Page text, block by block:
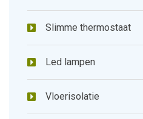
Slimme thermostaat
Led lampen
Vloerisolatie